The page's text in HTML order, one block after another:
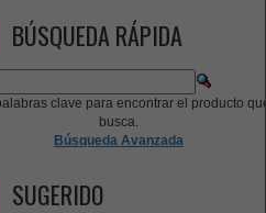
BÚSQUEDA RÁPIDA
clave para encontrar el producto que
busca.
Búsqueda Avanzada
SUGERIDO